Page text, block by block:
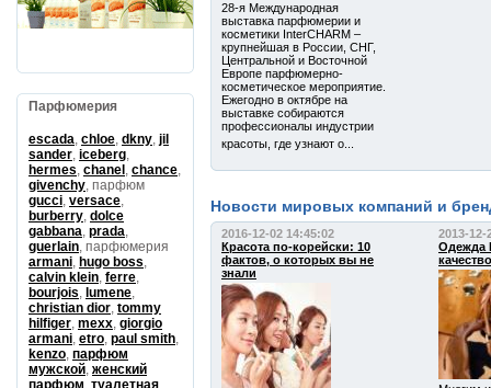
Парфюмерия
escada, chloe, dkny, jil
sander, iceberg,
hermes, chanel , chance,
givenchy, парфюм
gucci, versace,
burberry, dolce
gabbana, prada,
guerlain, парфюмерия
armani, hugo boss,
calvin klein, ferre,
bourjois, lumene,
christian dior, tommy
hilfiger, mexx, giorgio
armani, etro, paul smith,
kenzo, парфюм
мужской, женский
парфюм, туалетная
28-я Международная
выставка парфюмерии и
косметики InterCHARM –
крупнейшая в России, СНГ,
Центральной и Восточной
Европе парфюмерно-
косметическое мероприятие.
Ежегодно в октябре на
выставке собираются
профессионалы индустрии
красоты, где узнают о...
Новости мировых компаний и
2016-12-02 14:45:02
Красота по-корейски: 10
фактов, о которых вы не
знали
2013-12-
Одежда